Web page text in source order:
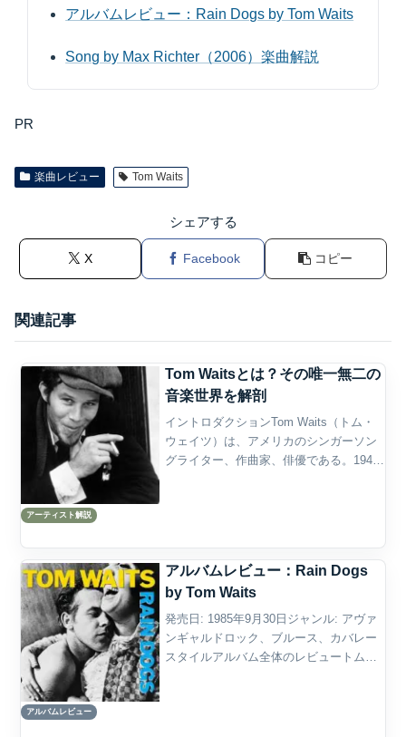
アルバムレビュー：Rain Dogs by Tom Waits
Song by Max Richter（2006）楽曲解説
PR
楽曲レビュー Tom Waits
シェアする
X Facebook コピー
関連記事
アーティスト解説
Tom Waitsとは？その唯一無二の
音楽世界を解剖
イントロダクションTom Waits（トム・
ウェイツ）は、アメリカのシンガーソン
グライター、作曲家、俳優である。1949
アルバムレビュー
アルバムレビュー：Rain Dogs
by Tom Waits
発売日: 1985年9月30日ジャンル: アヴァ
ンギャルドロック、ブルース、カバレー
スタイルアルバム全体のレビュートム・